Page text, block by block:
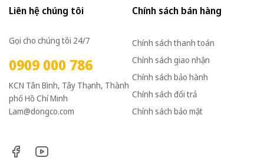
Liên hệ chúng tôi
Gọi cho chúng tôi 24/7
0909 000 786
KCN Tân Bình, Tây Thạnh, Thành
phố Hồ Chí Minh
Lam@dongco.com
Chính sách bán hàng
Chính sách thanh toán
Chính sách giao nhận
Chính sách bảo hành
Chính sách đổi trả
Chính sách bảo mật